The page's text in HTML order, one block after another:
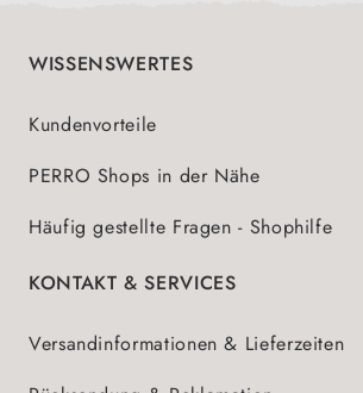
WISSENSWERTES
Kundenvorteile
PERRO Shops in der Nähe
Häufig gestellte Fragen - Shophilfe
KONTAKT & SERVICES
Versandinformationen & Lieferzeiten